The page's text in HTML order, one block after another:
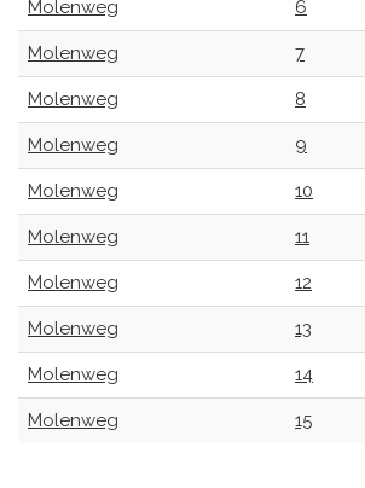
Molenweg 6
Molenweg 7
Molenweg 8
Molenweg 9
Molenweg 10
Molenweg 11
Molenweg 12
Molenweg 13
Molenweg 14
Molenweg 15